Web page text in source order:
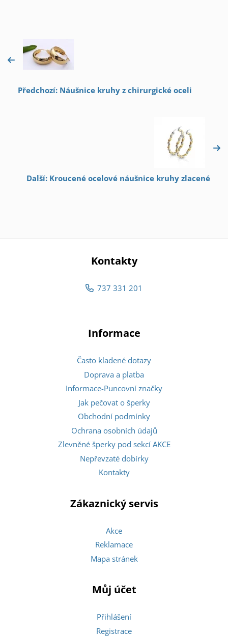
Předchozí: Náušnice kruhy z chirurgické oceli
Další: Kroucené ocelové náušnice kruhy zlacené
Kontakty
737 331 201
Informace
Často kladené dotazy
Doprava a platba
Informace-Puncovní značky
Jak pečovat o šperky
Obchodní podmínky
Ochrana osobních údajů
Zlevněné šperky pod sekcí AKCE
Nepřevzaté dobírky
Kontakty
Zákaznický servis
Akce
Reklamace
Mapa stránek
Můj účet
Přihlášení
Registrace